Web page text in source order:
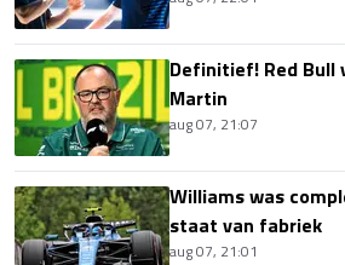
Definitief! Red
Martin
aug 07, 21:07
Williams was
staat van fabriek
aug 07, 21:01